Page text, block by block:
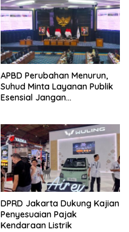
APBD Perubahan Menurun,
Suhud Minta Layanan Publik
Esensial Jangan
DPRD Jakarta Dukung Kajian
Penyesuaian Pajak
Kendaraan Listrik